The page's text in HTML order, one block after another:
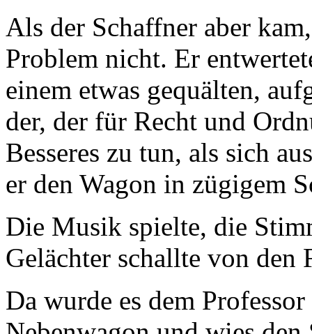
Als der Schaffner aber
Problem nicht. Er
einem etwas gequälten,
der, der für Recht und
Besseres zu tun, als sich
er den Wagon in zügigem
Die Musik spielte, die
Gelächter schallte von den
Da wurde es dem